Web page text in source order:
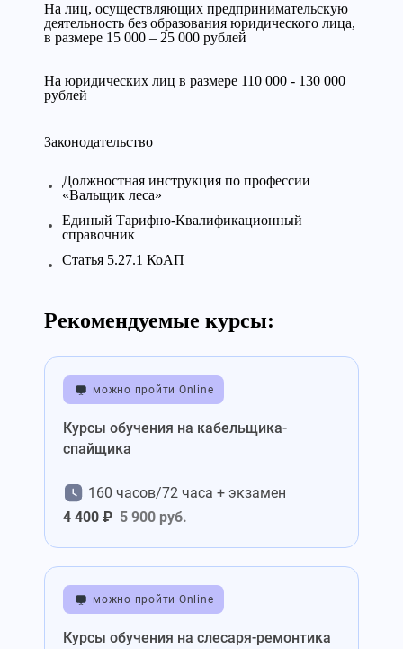
На лиц, осуществляющих предпринимательскую
деятельность без образования юридического лица,
в размере 15 000 – 25 000 рублей
На юридических лиц в размере 110 000 - 130 000
рублей
Законодательство
Должностная инструкция по профессии
«Вальщик леса»
Единый Тарифно-Квалификационный
справочник
Статья 5.27.1 КоАП
Рекомендуемые курсы:
можно пройти Online
Курсы обучения на кабельщика-
спайщика
160 часов/72 часа + экзамен
4 400 ₽ 5 900 руб.
можно пройти Online
Курсы обучения на слесаря-ремонтика